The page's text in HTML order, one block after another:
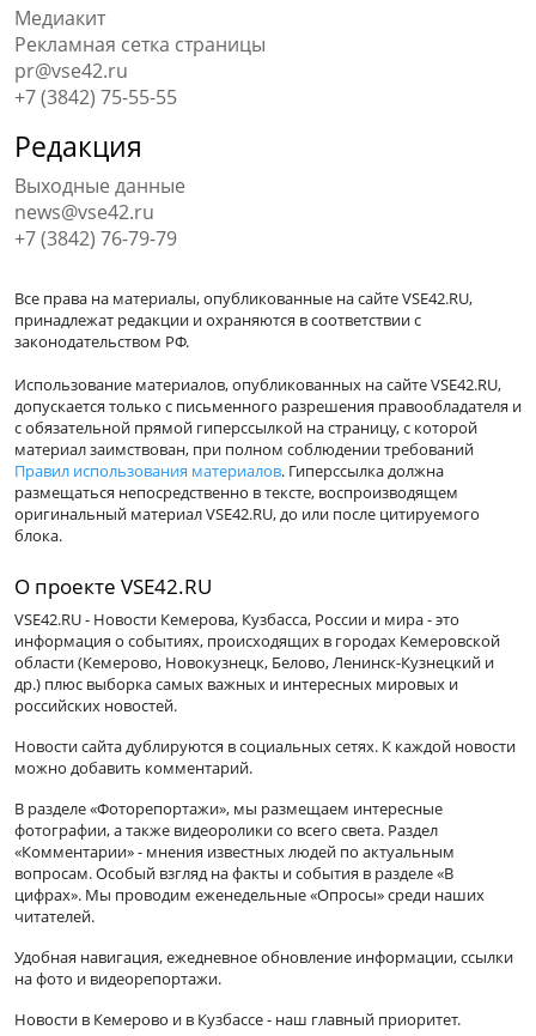
Медиакит
Рекламная сетка страницы
pr@vse42.ru
+7 (3842) 75-55-55
Редакция
Выходные данные
news@vse42.ru
+7 (3842) 76-79-79
Все права на материалы, опубликованные на сайте VSE42.RU,
принадлежат редакции и охраняются в соответствии с
законодательством РФ.
Использование материалов, опубликованных на сайте VSE42.RU,
допускается только с письменного разрешения правообладателя и
с обязательной прямой гиперссылкой на страницу, с которой
материал заимствован, при полном соблюдении требований
Правил использования материалов. Гиперссылка должна
размещаться непосредственно в тексте, воспроизводящем
оригинальный материал VSE42.RU, до или после цитируемого
блока.
О проекте VSE42.RU
VSE42.RU - Новости Кемерова, Кузбасса, России и мира - это
информация о событиях, происходящих в городах Кемеровской
области (Кемерово, Новокузнецк, Белово, Ленинск-Кузнецкий и
др.) плюс выборка самых важных и интересных мировых и
российских новостей.
Новости сайта дублируются в социальных сетях. К каждой новости
можно добавить комментарий.
В разделе «Фоторепортажи», мы размещаем интересные
фотографии, а также видеоролики со всего света. Раздел
«Комментарии» - мнения известных людей по актуальным
вопросам. Особый взгляд на факты и события в разделе «В
цифрах». Мы проводим еженедельные «Опросы» среди наших
читателей.
Удобная навигация, ежедневное обновление информации, ссылки
на фото и видеорепортажи.
Новости в Кемерово и в Кузбассе - наш главный приоритет.